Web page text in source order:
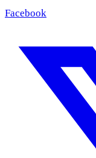
Facebook